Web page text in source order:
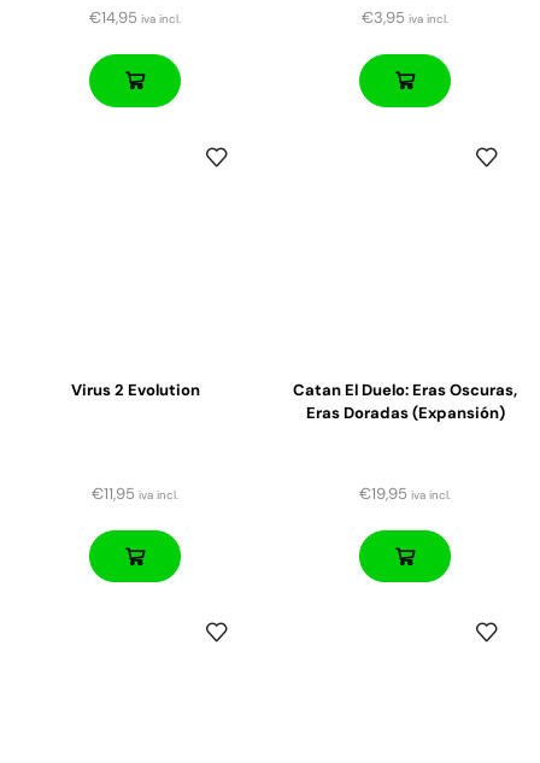
€14,95 iva incl. €3,95 iva incl.
Virus 2 Evolution
€11,95 iva incl.
Catan El Duelo: Eras Oscuras,
Eras Doradas (expansión)
€19,95 iva incl.